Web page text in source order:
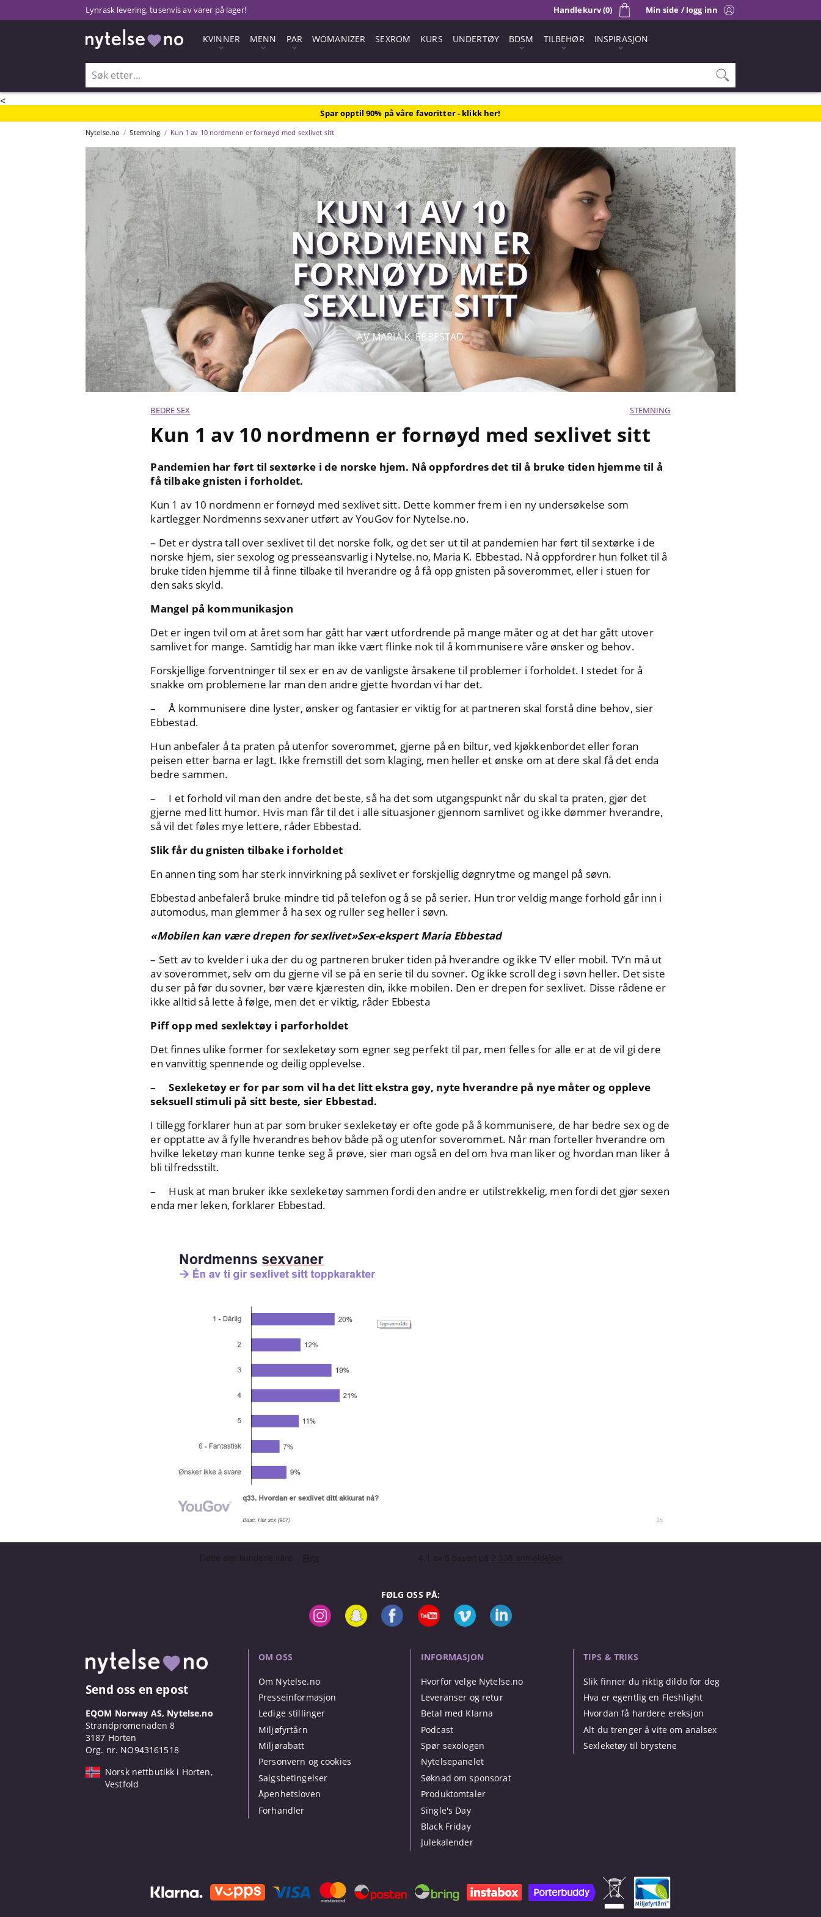
<
Lynrask levering, tusenvis av varer på lager! Min side / logg inn
Handlekurv (0)
KVINNER MENN PAR WOMANIZER SEXROM KURS UNDERTØY BDSM TILBEHØR INSPIRASJON
Spar opptil 90% på våre favoritter - klikk her!
Nytelse.no Stemning Kun 1 av 10 nordmenn er fornøyd med sexlivet sitt
KUN 1 AV 10
NORDMENN ER
FORNØYD MED
SEXLIVET SITT
AV MARIA K. EBBESTAD
BEDRE SEX STEMNING
Kun 1 av 10 nordmenn er fornøyd med sexlivet sitt
Pandemien har ført til sextørke i de norske hjem. Nå oppfordres det til å bruke tiden hjemme til å
få tilbake gnisten i forholdet.
Kun 1 av 10 nordmenn er fornøyd med sexlivet sitt. Dette kommer frem i en ny undersøkelse som
kartlegger Nordmenns sexvaner utført av YouGov for Nytelse.no.
– Det er dystra tall over sexlivet til det norske folk, og det ser ut til at pandemien har ført til sextørke i de
norske hjem, sier sexolog og presseansvarlig i Nytelse.no, Maria K. Ebbestad. Nå oppfordrer hun folket til å
bruke tiden hjemme til å finne tilbake til hverandre og å få opp gnisten på soverommet, eller i stuen for
den saks skyld.
Mangel på kommunikasjon
Det er ingen tvil om at året som har gått har vært utfordrende på mange måter og at det har gått utover
samlivet for mange. Samtidig har man ikke vært flinke nok til å kommunisere våre ønsker og behov.
Forskjellige forventninger til sex er en av de vanligste årsakene til problemer i forholdet. I stedet for å
snakke om problemene lar man den andre gjette hvordan vi har det.
– Å kommunisere dine lyster, ønsker og fantasier er viktig for at partneren skal forstå dine behov, sier
Ebbestad.
Hun anbefaler å ta praten på utenfor soverommet, gjerne på en biltur, ved kjøkkenbordet eller foran
peisen etter barna er lagt. Ikke fremstill det som klaging, men heller et ønske om at dere skal få det enda
bedre sammen.
– I et forhold vil man den andre det beste, så ha det som utgangspunkt når du skal ta praten, gjør det
gjerne med litt humor. Hvis man får til det i alle situasjoner gjennom samlivet og ikke dømmer hverandre,
så vil det føles mye lettere, råder Ebbestad.
Slik får du gnisten tilbake i forholdet
En annen ting som har sterk innvirkning på sexlivet er forskjellig døgnrytme og mangel på søvn.
Ebbestad anbefalerå bruke mindre tid på telefon og å se på serier. Hun tror veldig mange forhold går inn i
automodus, man glemmer å ha sex og ruller seg heller i søvn.
«Mobilen kan være drepen for sexlivet»Sex-ekspert Maria Ebbestad
– Sett av to kvelder i uka der du og partneren bruker tiden på hverandre og ikke TV eller mobil. TV’n må ut
av soverommet, selv om du gjerne vil se på en serie til du sovner. Og ikke scroll deg i søvn heller. Det siste
du ser på før du sovner, bør være kjæresten din, ikke mobilen. Den er drepen for sexlivet. Disse rådene er
ikke alltid så lette å følge, men det er viktig, råder Ebbesta
Piff opp med sexlektøy i parforholdet
Det finnes ulike former for sexleketøy som egner seg perfekt til par, men felles for alle er at de vil gi dere
en vanvittig spennende og deilig opplevelse.
–Sexleketøy er for par som vil ha det litt ekstra gøy, nyte hverandre på nye måter og oppleve
seksuell stimuli på sitt beste, sier Ebbestad.
I tillegg forklarer hun at par som bruker sexleketøy er ofte gode på å kommunisere, de har bedre sex og de
er opptatte av å fylle hverandres behov både på og utenfor soverommet. Når man forteller hverandre om
hvilke leketøy man kunne tenke seg å prøve, sier man også en del om hva man liker og hvordan man liker å
bli tilfredsstilt.
– Husk at man bruker ikke sexleketøy sammen fordi den andre er utilstrekkelig, men fordi det gjør sexen
enda mer leken, forklarer Ebbestad.
FØLG OSS PÅ:
Send oss en epost
EQOM Norway AS, Nytelse.no
Strandpromenaden 8
3187 Horten
Org. nr. NO943161518
Norsk nettbutikk i Horten,
Vestfold
OM OSS
Om Nytelse.no
Presseinformasjon
Ledige stillinger
Miljøfyrtårn
Miljørabatt
Personvern og cookies
Salgsbetingelser
Åpenhetsloven
Forhandler
INFORMASJON
Hvorfor velge Nytelse.no
Leveranser og retur
Betal med Klarna
Podcast
Spør sexologen
Nytelsepanelet
Søknad om sponsorat
Produktomtaler
Single's Day
Black Friday
Julekalender
TIPS & TRIKS
Slik finner du riktig dildo for deg
Hva er egentlig en Fleshlight
Hvordan få hardere ereksjon
Alt du trenger å vite om analsex
Sexleketøy til brystene